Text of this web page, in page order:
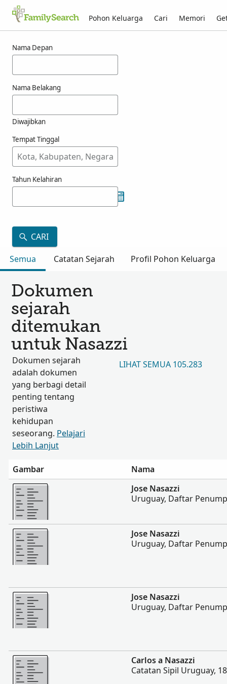
Pohon Keluarga Cari Memori
Nama Depan
Nama Belakang
Diwajibkan
Tempat Tinggal
Tahun Kelahiran
CARI
Semua
Catatan Sejarah Profil Pohon Keluarga
Dokumen
sejarah
ditemukan
untuk Nasazzi
Dokumen sejarah
adalah dokumen
yang berbagi detail
penting tentang
peristiwa
kehidupan
seseorang. Pelajari
Lebih Lanjut
LIHAT SEMUA 105.283
Gambar
Nama
Lebih banyak
Jose Nasazzi
Uruguay, Daftar
Lebih banyak
Jose Nasazzi
Uruguay, Daftar
Lebih banyak
Jose Nasazzi
Uruguay, Daftar
Lebih banyak
Carlos a Nasazzi
Catatan Sipil Uruguay,